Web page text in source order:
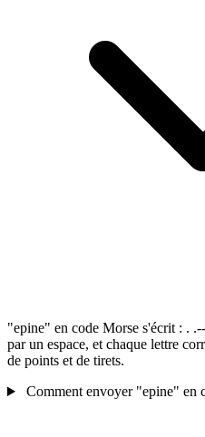
"epine" en code Morse s'écrit : .
par un espace, et chaque lettre
de points et de tirets.
Comment envoyer "epine" en